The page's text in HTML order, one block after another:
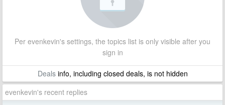
Per evenkevin's settings, the topics list is only visible after you
sign in
Dealsinfo, including closed deals, is not hidden
evenkevin's recent replies